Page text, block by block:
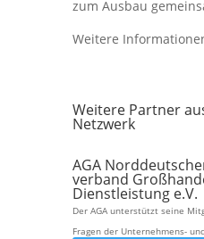
zum Ausbau
Weitere
Weitere Partner
Netzwerk
AGA
verband
Dienst­leistung e.V.
Der AGA unterstützt seine
Fragen der Unternehmens-